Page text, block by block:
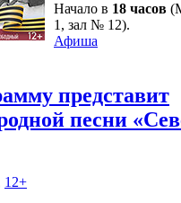
Начало в 18 часов
1, зал № 12).
Афиша
представит
песни
12+